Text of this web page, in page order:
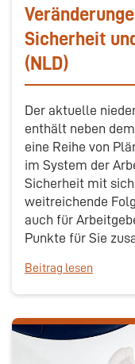
Sicherheit
(NLD)
Der aktuelle
enthält neben
eine Reihe von
im System der
Sicherheit mit sich
weitreichende
auch für
Punkte für Sie
Beitrag lesen